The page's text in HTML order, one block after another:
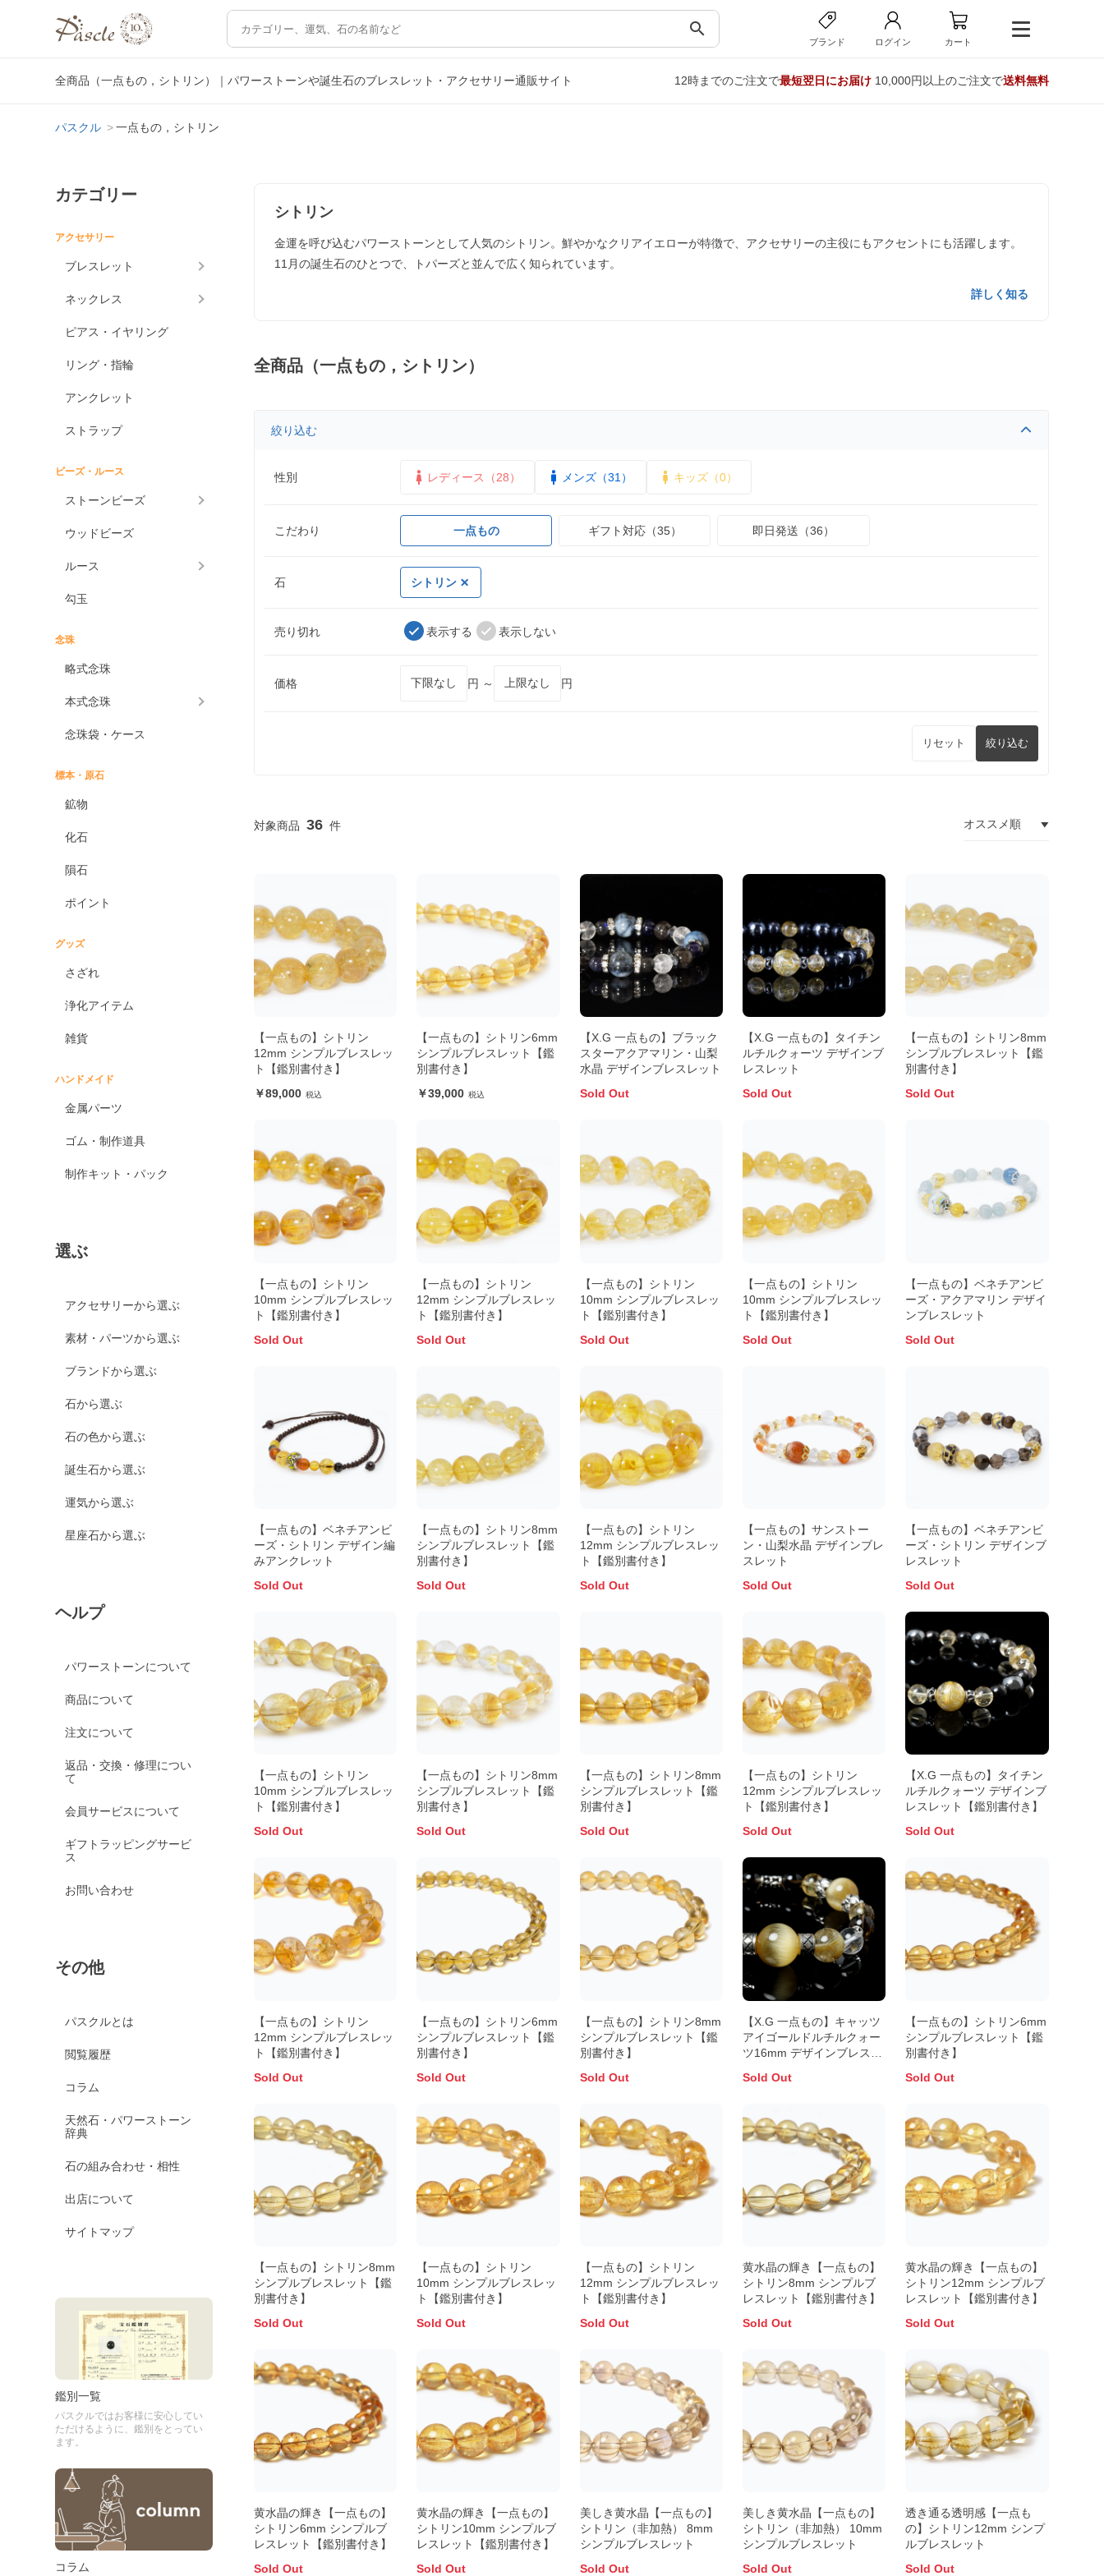
search
ブランド ログイン カート
全商品（一点もの，シトリン）｜パワーストーンや誕生石のブレスレット・アクセサリー通販サイト 12時までのご注文で最短翌日にお届け10,000円以上のご注文で送料無料
パスクル 一点もの，シトリン
カテゴリー
アクセサリー
ブレスレット
ネックレス
ピアス・イヤリング
リング・指輪
アンクレット
ストラップ
ビーズ・ルース
ストーンビーズ
ウッドビーズ
ルース
勾玉
念珠
略式念珠
本式念珠
念珠袋・ケース
標本・原石
鉱物
化石
隕石
ポイント
グッズ
さざれ
浄化アイテム
雑貨
ハンドメイド
金属パーツ
ゴム・制作道具
制作キット・パック
選ぶ
アクセサリーから選ぶ
素材・パーツから選ぶ
ブランドから選ぶ
石から選ぶ
石の色から選ぶ
誕生石から選ぶ
運気から選ぶ
星座石から選ぶ
ヘルプ
パワーストーンについて
商品について
注文について
返品・交換・修理につい
て
会員サービスについて
ギフトラッピングサービ
ス
お問い合わせ
その他
パスクルとは
閲覧履歴
コラム
天然石・パワーストーン
辞典
石の組み合わせ・相性
出店について
サイトマップ
鑑別一覧
パスクルではお客様に安心してい
ただけるように、鑑別をとってい
ます。
コラム
シトリン
金運を呼び込むパワーストーンとして人気のシトリン。鮮やかなクリアイエローが特徴で、アクセサリーの主役にもアクセントにも活躍します。
11月の誕生石のひとつで、トパーズと並んで広く知られています。
詳しく知る
全商品（一点もの，シトリン）
絞り込む
性別 レディース（28） メンズ（31） キッズ（0）
こだわり 一点もの ギフト対応（35） 即日発送（36）
石 シトリン
売り切れ 表示する 表示しない
価格 円 ～ 円
リセット 絞り込む
36
【一点もの】シトリン
12mm シンプルブレスレッ
ト【鑑別書付き】
89,000
【一点もの】シトリン6mm
シンプルブレスレット【鑑
別書付き】
39,000
【X.G 一点もの】ブラック
スターアクアマリン・山梨
水晶 デザインブレスレット
Sold Out
【X.G 一点もの】タイチン
ルチルクォーツ デザインブ
レスレット
Sold Out
【一点もの】シトリン8mm
シンプルブレスレット【鑑
別書付き】
Sold Out
【一点もの】シトリン
10mm シンプルブレスレッ
ト【鑑別書付き】
Sold Out
【一点もの】シトリン
12mm シンプルブレスレッ
ト【鑑別書付き】
Sold Out
【一点もの】シトリン
10mm シンプルブレスレッ
ト【鑑別書付き】
Sold Out
【一点もの】シトリン
10mm シンプルブレスレッ
ト【鑑別書付き】
Sold Out
【一点もの】ベネチアンビ
ーズ・アクアマリン デザイ
ンブレスレット
Sold Out
【一点もの】ベネチアンビ
ーズ・シトリン デザイン編
みアンクレット
Sold Out
【一点もの】シトリン8mm
シンプルブレスレット【鑑
別書付き】
Sold Out
【一点もの】シトリン
12mm シンプルブレスレッ
ト【鑑別書付き】
Sold Out
【一点もの】サンストー
ン・山梨水晶 デザインブレ
スレット
Sold Out
【一点もの】ベネチアンビ
ーズ・シトリン デザインブ
レスレット
Sold Out
【一点もの】シトリン
10mm シンプルブレスレッ
ト【鑑別書付き】
Sold Out
【一点もの】シトリン8mm
シンプルブレスレット【鑑
別書付き】
Sold Out
【一点もの】シトリン8mm
シンプルブレスレット【鑑
別書付き】
Sold Out
【一点もの】シトリン
12mm シンプルブレスレッ
ト【鑑別書付き】
Sold Out
【X.G 一点もの】タイチン
ルチルクォーツ デザインブ
レスレット【鑑別書付き】
Sold Out
【一点もの】シトリン
12mm シンプルブレスレッ
ト【鑑別書付き】
Sold Out
【一点もの】シトリン6mm
シンプルブレスレット【鑑
別書付き】
Sold Out
【一点もの】シトリン8mm
シンプルブレスレット【鑑
別書付き】
Sold Out
【X.G 一点もの】キャッツ
アイゴールドルチルクォー
ツ16mm デザインブレスレ
Sold Out
【一点もの】シトリン6mm
シンプルブレスレット【鑑
別書付き】
Sold Out
【一点もの】シトリン8mm
シンプルブレスレット【鑑
別書付き】
Sold Out
【一点もの】シトリン
10mm シンプルブレスレッ
ト【鑑別書付き】
Sold Out
【一点もの】シトリン
12mm シンプルブレスレッ
ト【鑑別書付き】
Sold Out
黄水晶の輝き【一点もの】
シトリン8mm シンプルブ
レスレット【鑑別書付き】
Sold Out
黄水晶の輝き【一点もの】
シトリン12mm シンプルブ
レスレット【鑑別書付き】
Sold Out
黄水晶の輝き【一点もの】
シトリン6mm シンプルブ
レスレット【鑑別書付き】
Sold Out
黄水晶の輝き【一点もの】
シトリン10mm シンプルブ
レスレット【鑑別書付き】
Sold Out
美しき黄水晶【一点もの】
シトリン（非加熱） 8mm
シンプルブレスレット
Sold Out
美しき黄水晶【一点もの】
シトリン（非加熱） 10mm
シンプルブレスレット
Sold Out
透き通る透明感【一点も
の】シトリン12mm シンプ
ルブレスレット
Sold Out